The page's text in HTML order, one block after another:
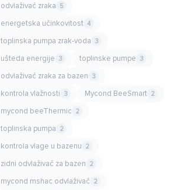
odvlaživač zraka 5
energetska učinkovitost 4
toplinska pumpa zrak-voda 3
ušteda energije 3 toplinske pumpe 3
odvlaživač zraka za bazen 3
kontrola vlažnosti 3 Mycond BeeSmart 2
mycond beeThermic 2
toplinska pumpa 2
kontrola vlage u bazenu 2
zidni odvlaživač za bazen 2
mycond mshac odvlaživač 2